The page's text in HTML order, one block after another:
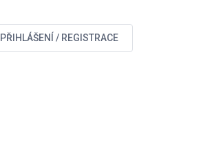
PŘIHLÁŠENÍ / REGISTRACE